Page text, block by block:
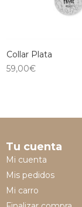
Collar Plata
59,00€
Tu cuenta
Mi cuenta
Mis pedidos
Mi carro